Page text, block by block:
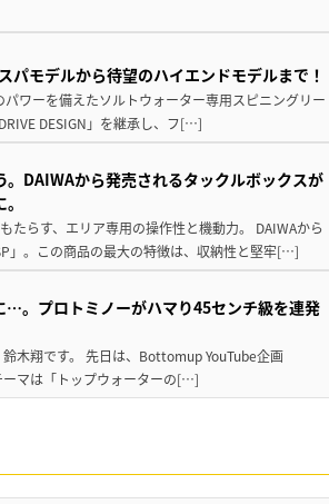
モデルから待望のハイエンドモデルまで！
ワーを備えたソルトウォーター専用スピニングリー
DESIGN」を継承し、フ[…]
DAIWAから発売されるタックルボックスが
たらす、エリア専用の操作性と機動力。 DAIWAから
」。この商品の最大の特徴は、収納性と堅牢[…]
…。プロトミノーがハマり45センチ級を連発
木翔です。 先日は、Bottomup YouTube企画
ーマは「トップウォーターの[…]